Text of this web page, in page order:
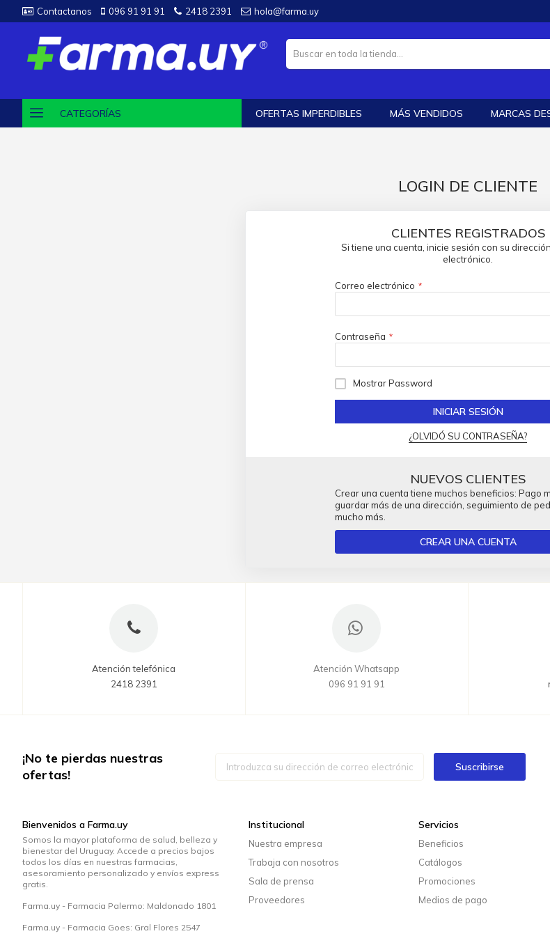
Contactanos 096 91 91 91 2418 2391 hola@farma.uy
CATEGORÍAS OFERTAS IMPERDIBLES MÁS VENDIDOS MARCAS
LOGIN DE CLIENTE
CLIENTES REGISTRADOS
Si tiene una cuenta, inicie sesión con su
electrónico.
Correo electrónico
Contraseña
Mostrar Password
INICIAR SESIÓN
¿OLVIDÓ SU CONTRASEÑA?
NUEVOS CLIENTES
Crear una cuenta tiene muchos beneficios: Pago
guardar más de una dirección, seguimiento de
mucho más.
CREAR UNA CUENTA
Atención telefónica
2418 2391
Atención Whatsapp
096 91 91 91
¡No te pierdas nuestras
ofertas!
Suscribirse
Bienvenidos a Farma.uy
Somos la mayor plataforma de salud, belleza y
bienestar del Uruguay. Accede a precios bajos
todos los días en nuestras farmacias,
asesoramiento personalizado y envíos express
gratis.
Farma.uy - Farmacia Palermo: Maldonado 1801
Farma.uy - Farmacia Goes: Gral Flores 2547
Institucional
Nuestra empresa
Trabaja con nosotros
Sala de prensa
Proveedores
Servicios
Beneficios
Catálogos
Promociones
Medios de pago